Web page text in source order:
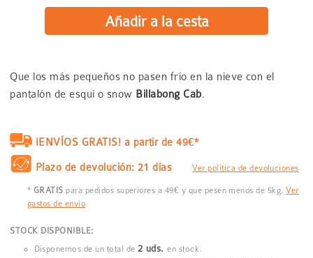
Que los más pequeños no pasen frío en la nieve con el
pantalón de esquí o snow Billabong Cab.
¡ENVÍOS GRATIS! a partir de 49€*
Plazo de devolución: 21 días Ver política de devoluciones
* GRATIS para pedidos superiores a 49€ y que pesen menos de 5kg.Ver
gastos de envío
STOCK DISPONIBLE:
Disponemos de un total de 2 uds.en stock.